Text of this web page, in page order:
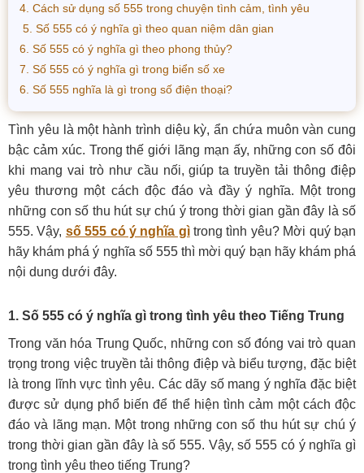
4. Cách sử dụng số 555 trong chuyện tình cảm, tình yêu
5. Số 555 có ý nghĩa gì theo quan niệm dân gian
6. Số 555 có ý nghĩa gì theo phong thủy?
7. Số 555 có ý nghĩa gì trong biển số xe
6. Số 555 nghĩa là gì trong số điện thoại?
Tình yêu là một hành trình diệu kỳ, ẩn chứa muôn vàn cung
bậc cảm xúc. Trong thế giới lãng mạn ấy, những con số đôi
khi mang vai trò như cầu nối, giúp ta truyền tải thông điệp
yêu thương một cách độc đáo và đầy ý nghĩa. Một trong
những con số thu hút sự chú ý trong thời gian gần đây là số
555. Vậy, số 555 có ý nghĩa gì trong tình yêu? Mời quý bạn
hãy khám phá ý nghĩa số 555 thì mời quý bạn hãy khám phá
nội dung dưới đây.
1. Số 555 có ý nghĩa gì trong tình yêu theo Tiếng Trung
Trong văn hóa Trung Quốc, những con số đóng vai trò quan
trọng trong việc truyền tải thông điệp và biểu tượng, đặc biệt
là trong lĩnh vực tình yêu. Các dãy số mang ý nghĩa đặc biệt
được sử dụng phổ biến để thể hiện tình cảm một cách độc
đáo và lãng mạn. Một trong những con số thu hút sự chú ý
trong thời gian gần đây là số 555. Vậy, số 555 có ý nghĩa gì
trong tình yêu theo tiếng Trung?